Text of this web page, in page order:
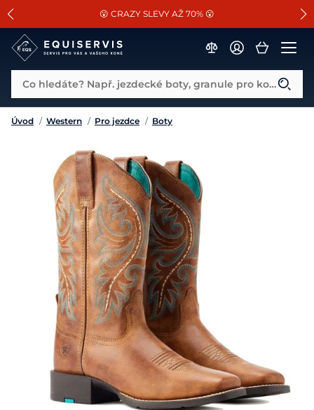
SLEVA 13% na vše od Cassini!
😮 CRAZY SLEVY AŽ 70% 😮
📐Pasování a doplňky k vybraným sedlům ZDARMA 🐴
Co hledáte? Např. jezdecké boty, granule pro koně...
Úvod / Western / Pro jezdce / Boty